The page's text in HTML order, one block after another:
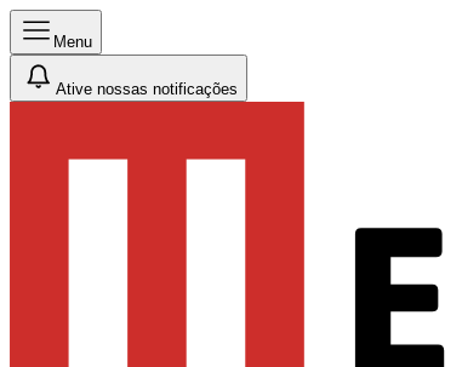
Menu
Ative nossas notificações